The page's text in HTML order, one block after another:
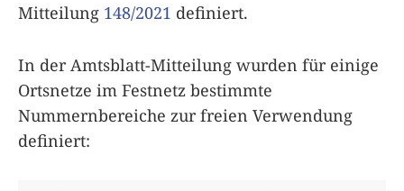
Mitteilung 148/2021 definiert.
In der Amtsblatt-Mitteilung wurden für einige
Ortsnetze im Festnetz bestimmte
Nummernbereiche zur freien Verwendung
definiert: